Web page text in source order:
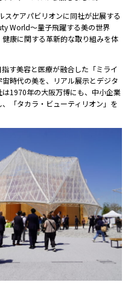
スケアパビリオンに同社が出展する
World～量子飛躍する美の世界
康に関する革新的な取り組みを体
す美容と医療が融合した「ミライ
時代の美を、リアル展示とデジタ
1970年の大阪万博にも、中小企業
「タカラ・ビューティリオン」を